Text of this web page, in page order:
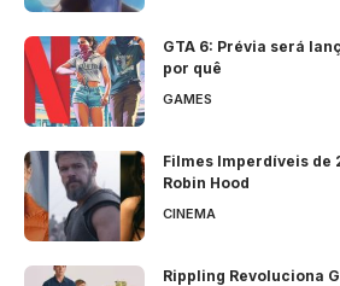
GTA 6: Prévia será
por quê
GAMES
Filmes Imperdíveis de
Robin Hood
CINEMA
Rippling Revoluciona